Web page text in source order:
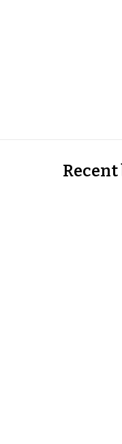
Recent